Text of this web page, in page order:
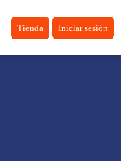
Tienda Iniciar sesión